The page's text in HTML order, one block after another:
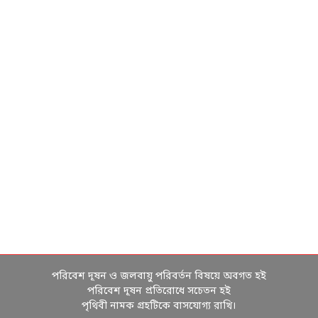
পরিবেশ দূষন ও জলবায়ু পরিবর্তন বিষয়ে অবগত হই
পরিবেশ দূষন প্রতিরোধে সচেতন হই
পৃথিবী নামক গ্রহটিকে বাসযোগ্য রাখি।